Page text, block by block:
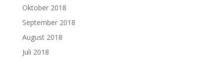
Oktober 2018
September 2018
August 2018
Juli 2018